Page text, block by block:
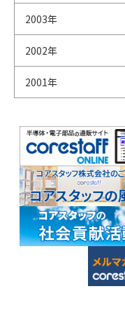
2003年
2002年
2001年